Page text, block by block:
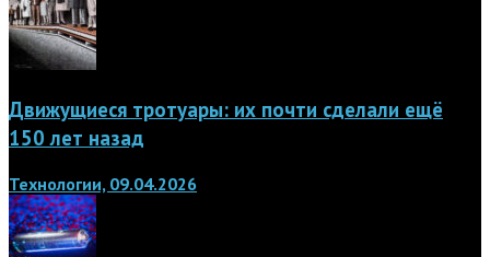
Движущиеся тротуары: их почти сделали ещё
150 лет назад
Технологии, 09.04.2026